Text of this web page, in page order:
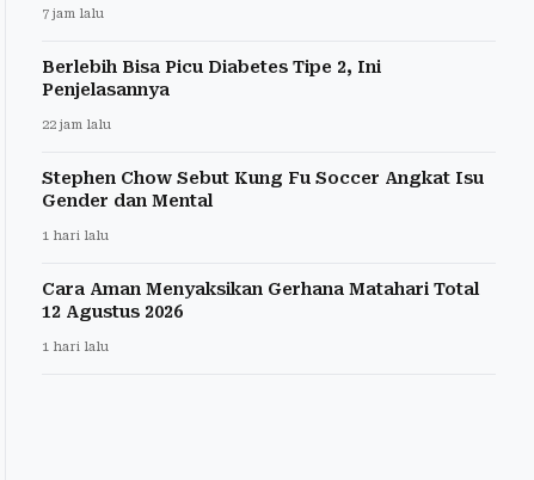
7 jam lalu
Berlebih Bisa Picu Diabetes Tipe 2, Ini
Penjelasannya
22 jam lalu
Stephen Chow Sebut Kung Fu Soccer Angkat Isu
Gender dan Mental
1 hari lalu
Cara Aman Menyaksikan Gerhana Matahari Total
12 Agustus 2026
1 hari lalu